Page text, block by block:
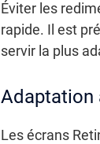
Éviter les
rapide. Il est
servir la plus
Adaptation
Les écrans